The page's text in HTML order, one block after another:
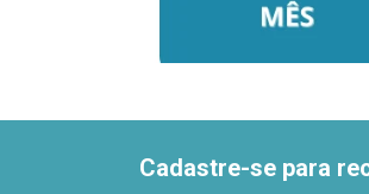
Cadastre-se para